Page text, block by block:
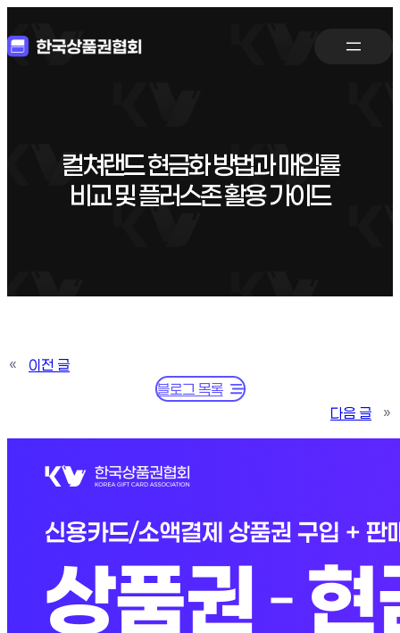
컬쳐랜드 현금화 방법과 매입률
비교 및 플러스존 활용 가이드
«
이전 글
블로그 목록
다음 글
»